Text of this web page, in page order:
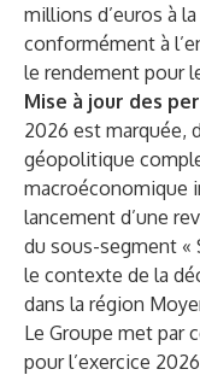
millions d’euros à
conformément à
le rendement pour
Mise à jour des
2026 est marquée,
géopolitique
macroéconomique
lancement d’une
du sous-segment «
le contexte de la
dans la région
Le Groupe met par
pour l’exercice